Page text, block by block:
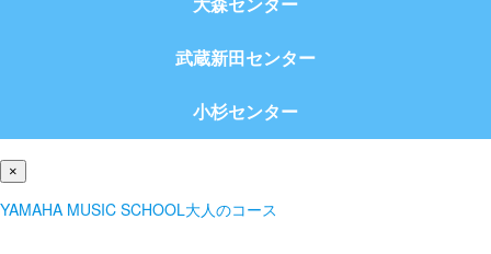
武蔵新田センター
小杉センター
×
YAMAHA MUSIC SCHOOL大人のコース